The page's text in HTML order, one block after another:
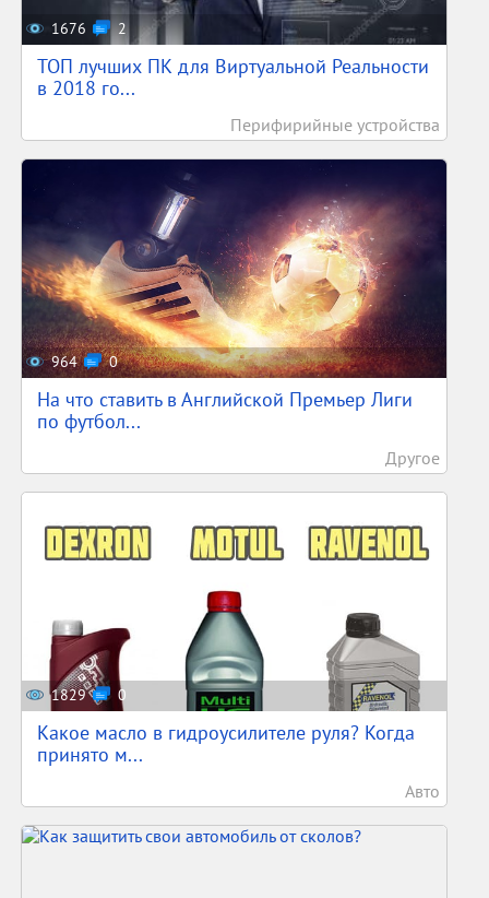
1676 2
ТОП лучших ПК для Виртуальной Реальности
в 2018 го...
Перифирийные устройства
964 0
На что ставить в Английской Премьер Лиги
по футбол...
Другое
1829 0
Какое масло в гидроусилителе руля? Когда
принято м...
Авто